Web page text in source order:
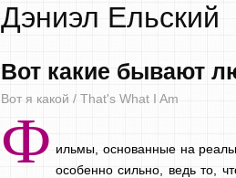
Дэниэл Ельский
Вот какие бывают
Вот я какой / That's What I Am
Ф ильмы, основанные на
особенно сильно, ведь то,